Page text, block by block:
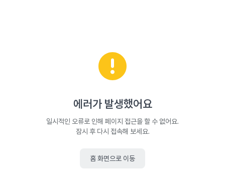
에러가 발생했어요
일시적인 오류로 인해 페이지 접근을 할 수 없어요.
잠시 후 다시 접속해 보세요.
홈 화면으로 이동